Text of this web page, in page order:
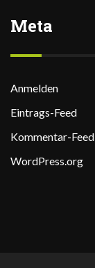
Meta
Anmelden
Eintrags-Feed
Kommentar-Feed
WordPress.org